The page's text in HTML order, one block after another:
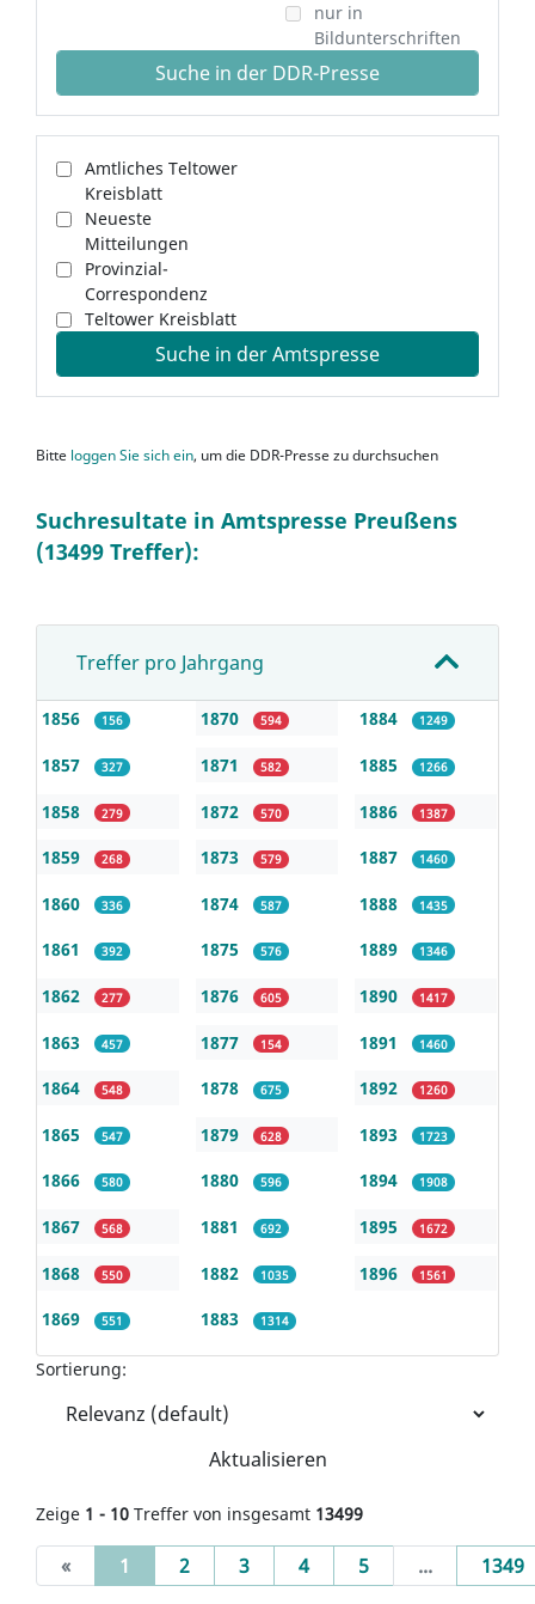
nur in
Bildunterschriften
Suche in der DDR-Presse
Amtliches Teltower
Kreisblatt
Neueste
Mitteilungen
Provinzial-
Correspondenz
Teltower Kreisblatt
Suche in der Amtspresse
Bitte loggen Sie sich ein, um die DDR-Presse zu durchsuchen
Suchresultate in Amtspresse Preußens
(13499 Treffer):
Treffer pro Jahrgang
1856 156
1857 327
1858 279
1859 268
1860 336
1861 392
1862 277
1863 457
1864 548
1865 547
1866 580
1867 568
1868 550
1869 551
1870 594
1871 582
1872 570
1873 579
1874 587
1875 576
1876 605
1877 154
1878 675
1879 628
1880 596
1881 692
1882 1035
1883 1314
1884 1249
1885 1266
1886 1387
1887 1460
1888 1435
1889 1346
1890 1417
1891 1460
1892 1260
1893 1723
1894 1908
1895 1672
1896 1561
Sortierung:
Aktualisieren
Zeige 1 - 10 Treffer von insgesamt 13499
« 1 (current)
2 3 4 5 ... 1349